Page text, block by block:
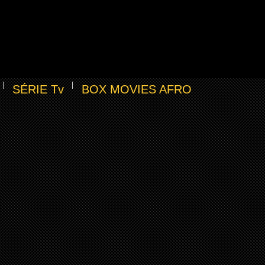
SÉRIE Tv BOX MOVIES AFRO